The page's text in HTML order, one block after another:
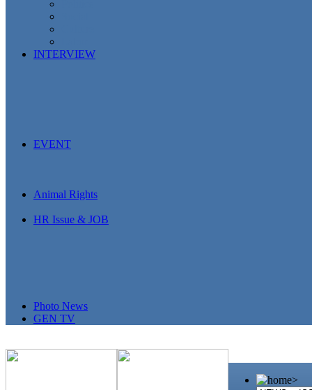
INTERVIEW
EVENT
Animal Rights
HR Issue & JOB
Photo News
GEN TV
>